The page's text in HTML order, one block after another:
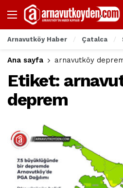
Arnavutköy Haber Çatalca
Ana sayfa arnavutköy
Etiket:
deprem